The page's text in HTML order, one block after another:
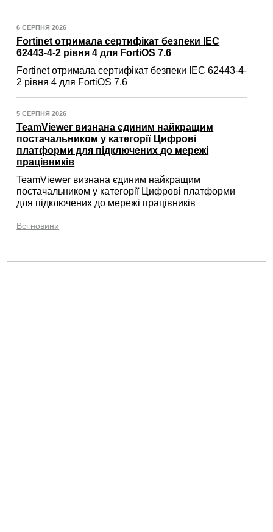
6 СЕРПНЯ 2026
Fortinet отримала сертифікат безпеки IEC
62443-4-2 рівня 4 для FortiOS 7.6
Fortinet отримала сертифікат безпеки IEC 62443-4-
2 рівня 4 для FortiOS 7.6
5 СЕРПНЯ 2026
TeamViewer визнана єдиним найкращим
постачальником у категорії Цифрові
платформи для підключених до мережі
працівників
TeamViewer визнана єдиним найкращим
постачальником у категорії Цифрові платформи
для підключених до мережі працівників
Всі новини